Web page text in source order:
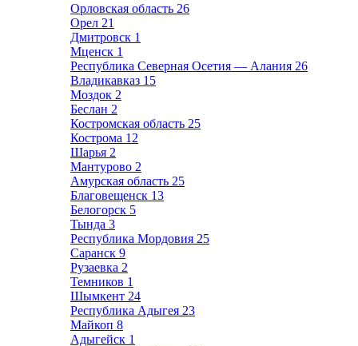
Орловская область 26
Орел 21
Дмитровск 1
Мценск 1
Республика Северная Осетия — Алания 26
Владикавказ 15
Моздок 2
Беслан 2
Костромская область 25
Кострома 12
Шарья 2
Мантурово 2
Амурская область 25
Благовещенск 13
Белогорск 5
Тында 3
Республика Мордовия 25
Саранск 9
Рузаевка 2
Темников 1
Шымкент 24
Республика Адыгея 23
Майкоп 8
Адыгейск 1